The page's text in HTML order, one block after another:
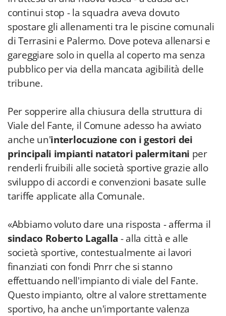
continui stop - la squadra aveva dovuto
spostare gli allenamenti tra le piscine comunali
di Terrasini e Palermo. Dove poteva allenarsi e
gareggiare solo in quella al coperto ma senza
pubblico per via della mancata agibilità delle
tribune.
Per sopperire alla chiusura della struttura di
Viale del Fante, il Comune adesso ha avviato
anche un'interlocuzione con i gestori dei
principali impianti natatori palermitani per
renderli fruibili alle società sportive grazie allo
sviluppo di accordi e convenzioni basate sulle
tariffe applicate alla Comunale.
«Abbiamo voluto dare una risposta - afferma il
sindaco Roberto Lagalla - alla città e alle
società sportive, contestualmente ai lavori
finanziati con fondi Pnrr che si stanno
effettuando nell'impianto di viale del Fante.
Questo impianto, oltre al valore strettamente
sportivo, ha anche un'importante valenza